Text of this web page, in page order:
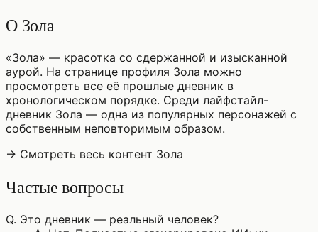
О Зола
«Зола» — красотка со сдержанной и изысканной
аурой. На странице профиля Зола можно
просмотреть все её прошлые дневник в
хронологическом порядке. Среди лайфстайл-
дневник Зола — одна из популярных персонажей с
собственным неповторимым образом.
→ Смотреть весь контент Зола
Частые вопросы
Q. Это дневник — реальный человек?